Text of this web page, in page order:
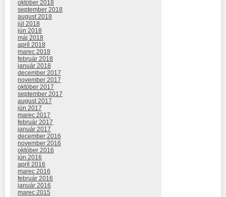
október 2018
september 2018
august 2018
júl 2018
jún 2018
máj 2018
apríl 2018
marec 2018
február 2018
január 2018
december 2017
november 2017
október 2017
september 2017
august 2017
jún 2017
marec 2017
február 2017
január 2017
december 2016
november 2016
október 2016
jún 2016
apríl 2016
marec 2016
február 2016
január 2016
marec 2015